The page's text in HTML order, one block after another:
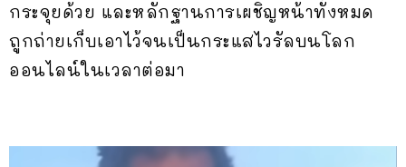
กระจุยด้วย และหลักฐานการเผชิญหน้าทั้งหมด
ถูกถ่ายเก็บเอาไว้จนเป็นกระแสไวรัลบนโลก
ออนไลน์ในเวลาต่อมา